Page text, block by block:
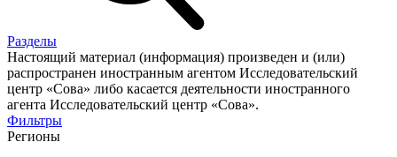
Разделы
Настоящий материал (информация) произведен и (или)
распространен иностранным агентом Исследовательский
центр «Сова» либо касается деятельности иностранного
агента Исследовательский центр «Сова».
Фильтры
Регионы